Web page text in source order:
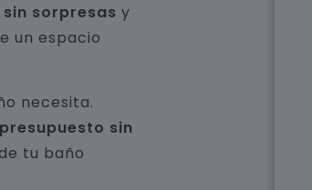
sin sorpresas y
un espacio
necesita.
presupuesto sin
tu baño